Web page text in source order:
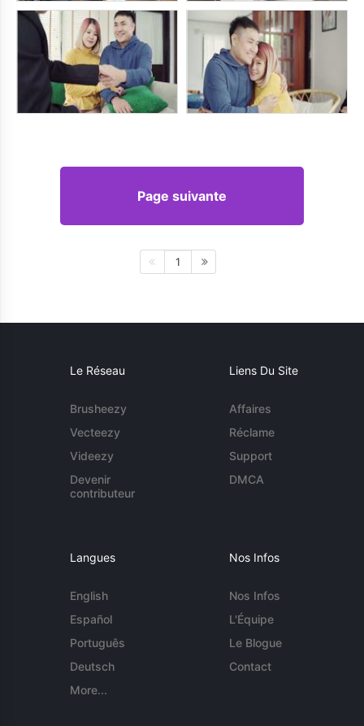
Page suivante
1
Le Réseau
Brusheezy
Vecteezy
Videezy
Devenir
contributeur
Liens Du Site
Affaires
Réclame
Support
DMCA
Langues
English
Español
Português
Deutsch
More...
Nos Infos
Nos Infos
L'Équipe
Le Blogue
Contact